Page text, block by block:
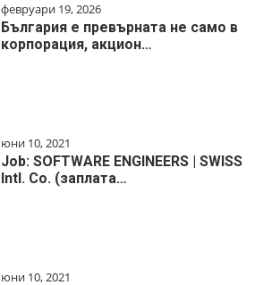
февруари 19, 2026
България е превърната не само в
корпорация, акцион…
юни 10, 2021
Job: SOFTWARE ENGINEERS | SWISS
Intl. Co. (заплата…
юни 10, 2021